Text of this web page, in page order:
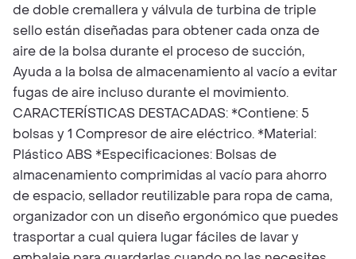
de doble cremallera y válvula de turbina de triple
sello están diseñadas para obtener cada onza de
aire de la bolsa durante el proceso de succión,
Ayuda a la bolsa de almacenamiento al vacío a evitar
fugas de aire incluso durante el movimiento.
CARACTERÍSTICAS DESTACADAS: *Contiene: 5
bolsas y 1 Compresor de aire eléctrico. *Material:
Plástico ABS *Especificaciones: Bolsas de
almacenamiento comprimidas al vacío para ahorro
de espacio, sellador reutilizable para ropa de cama,
organizador con un diseño ergonómico que puedes
trasportar a cual quiera lugar fáciles de lavar y